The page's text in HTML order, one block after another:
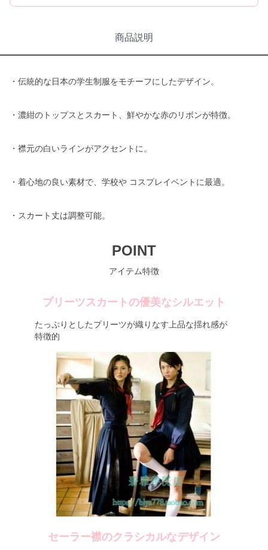
商品説明
・伝統的な日本の学生制服をモチーフにしたデザイン。
・濃紺のトップスとスカート、鮮やかな赤のリボンが特徴。
・襟元の白いラインがアクセントに。
・着心地の良い素材で、学校や コスプレイベントに最適。
・スカート丈は調整可能。
POINT
アイテム特徴
プリーツスカートの優美なシルエット
たっぷりとしたプリーツが織りなす上品な揺れ感が
特徴的
セーラー襟のクラシカルなデザイン